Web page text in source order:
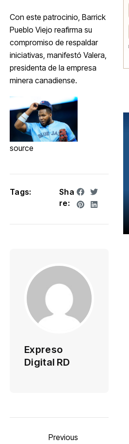
Con este patrocinio, Barrick
Pueblo Viejo reafirma su
compromiso de respaldar
iniciativas, manifestó Valera,
presidenta de la empresa
minera canadiense.
source
Tags:
Sha
re:
Expreso
Digital RD
Previous